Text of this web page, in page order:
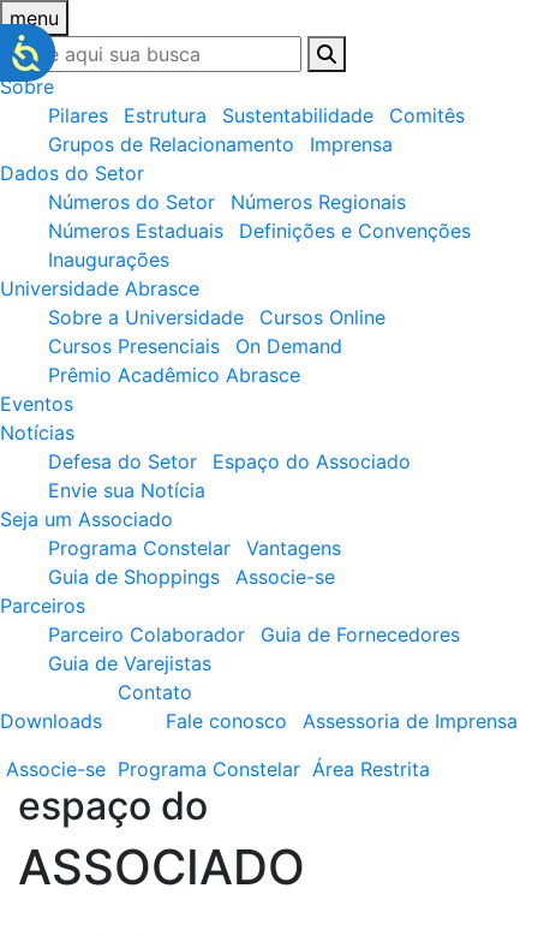
menu
Sobre
Pilares
Estrutura Sustentabilidade
Comitês
Grupos de Relacionamento
Imprensa
Dados do Setor
Números do Setor
Números Regionais
Números Estaduais
Definições e Convenções
Inaugurações
Universidade Abrasce
Sobre a Universidade
Cursos Online
Cursos Presenciais
On Demand
Prêmio Acadêmico Abrasce
Eventos
Notícias
Defesa do Setor
Espaço do Associado
Envie sua Notícia
Seja um Associado
Programa Constelar
Vantagens
Guia de Shoppings
Associe-se
Parceiros
Parceiro Colaborador
Guia de Fornecedores
Guia de Varejistas
Downloads
Contato
Fale conosco
Assessoria de Imprensa
Associe-se Programa Constelar Área Restrita
espaço do
ASSOCIADO